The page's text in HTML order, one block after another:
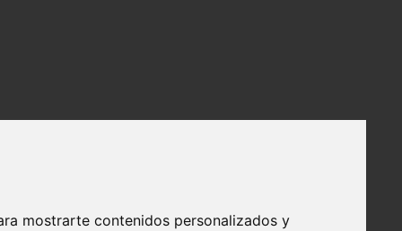
mostrarte contenidos personalizados y